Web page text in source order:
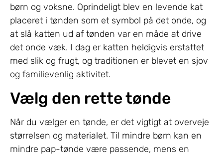
børn og voksne. Oprindeligt blev en levende kat
placeret i tønden som et symbol på det onde, og
at slå katten ud af tønden var en måde at drive
det onde væk. I dag er katten heldigvis erstattet
med slik og frugt, og traditionen er blevet en sjov
og familievenlig aktivitet.
Vælg den rette tønde
Når du vælger en tønde, er det vigtigt at overveje
størrelsen og materialet. Til mindre børn kan en
mindre pap-tønde være passende, mens en